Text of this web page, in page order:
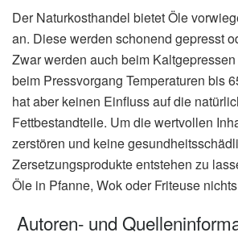
Der Naturkosthandel bietet Öle
an. Diese werden schonend gepresst
Zwar werden auch beim
beim Pressvorgang Temperaturen bis
hat aber keinen Einfluss auf die
Fettbestandteile. Um die wertvollen
zerstören und keine
Zersetzungsprodukte entstehen zu
Öle in Pfanne, Wok oder Friteuse
Autoren- und